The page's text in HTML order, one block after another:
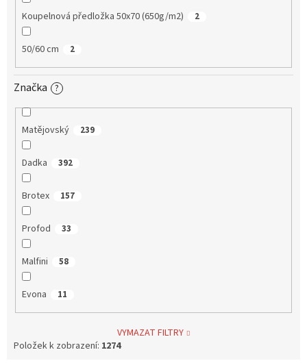
Koupelnová předložka 50x70 (650g/m2) 2
50/60 cm 2
Značka ?
Matějovský 239
Dadka 392
Brotex 157
Profod 33
Malfini 58
Evona 11
VYMAZAT FILTRY
Položek k zobrazení: 1274